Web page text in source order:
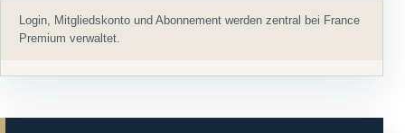
Login, Mitgliedskonto und Abonnement werden zentral bei France
Premium verwaltet.